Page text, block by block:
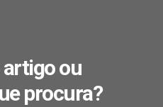
ou
procura?